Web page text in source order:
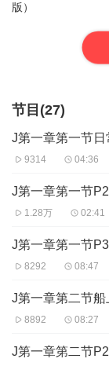
版）
节目(27)
J第一章第一节
9314 04:36
J第一章第一节P2
1.28万 02:41
J第一章第一节P3
8292 08:47
J第一章第二节
8892 08:27
J第一章第二节P2